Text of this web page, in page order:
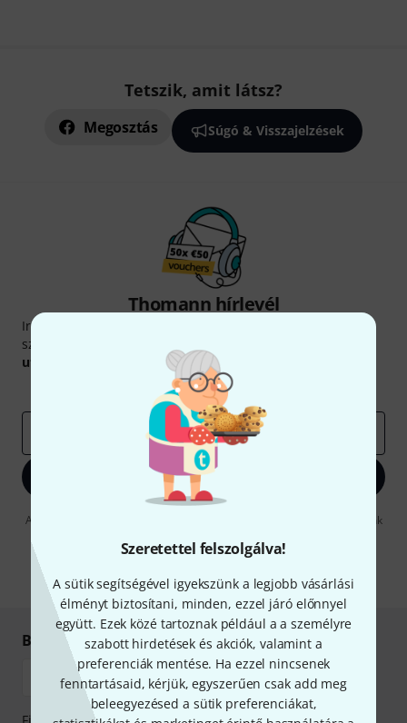
Szeretettel felszolgálva!
A sütik segítségével igyekszünk a legjobb vásárlási
élményt biztosítani, minden, ezzel járó előnnyel
együtt. Ezek közé tartoznak például a a személyre
szabott hirdetések és akciók, valamint a
preferenciák mentése. Ha ezzel nincsenek
fenntartásaid, kérjük, egyszerűen csak add meg
beleegyezésed a sütik preferenciákat,
Tetszik, amit látsz?
Megosztás Súgó & Visszajelzések
Thomann hírlevél
Iratkozz fel a Thomann angol nyelvű hírlevelére, és kis
szerencsével megnyerheted a
utalvány
Inspiráló gondolatok
Akciók
Bejelentkezés
A "Bejelentkezés" gombra kattintva elfogadja, hogy e-mailben küldjünk
információkat azdata protection guideline-ben talál.
* Kitöltés kötelező
Biztonságos vásárlás és fizetés